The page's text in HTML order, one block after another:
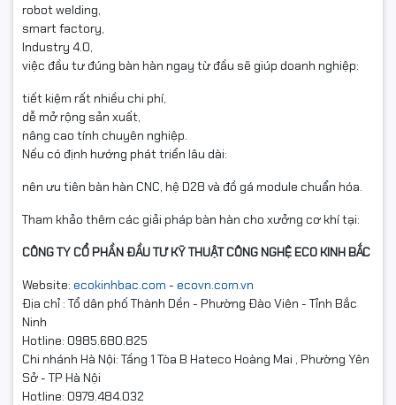
robot welding,
smart factory,
Industry 4.0,
việc đầu tư đúng bàn hàn ngay từ đầu sẽ giúp doanh nghiệp:
tiết kiệm rất nhiều chi phí,
dễ mở rộng sản xuất,
nâng cao tính chuyên nghiệp.
Nếu có định hướng phát triển lâu dài:
nên ưu tiên bàn hàn CNC, hệ D28 và đồ gá module chuẩn hóa.
Tham khảo thêm các giải pháp bàn hàn cho xưởng cơ khí tại:
CÔNG TY CỔ PHẦN ĐẦU TƯ KỸ THUẬT CÔNG NGHỆ ECO KINH BẮC
Website: ecokinhbac.com - ecovn.com.vn
Địa chỉ : Tổ dân phố Thành Dền - Phường Đào Viên - Tỉnh Bắc
Ninh
Hotline: 0985.680.825
Chi nhánh Hà Nội: Tầng 1 Tòa B Hateco Hoàng Mai , Phường Yên
Sở - TP Hà Nội
Hotline: 0979.484.032